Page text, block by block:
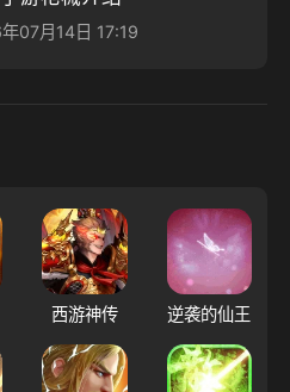
07月14日 17:19
西游神传 逆袭的仙王